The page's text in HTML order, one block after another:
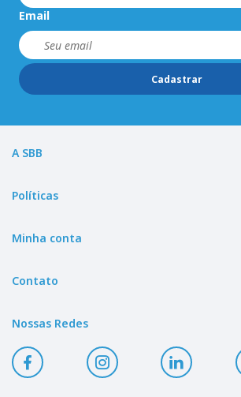
Email
Cadastrar
A SBB
Políticas
Minha conta
Contato
Nossas Redes